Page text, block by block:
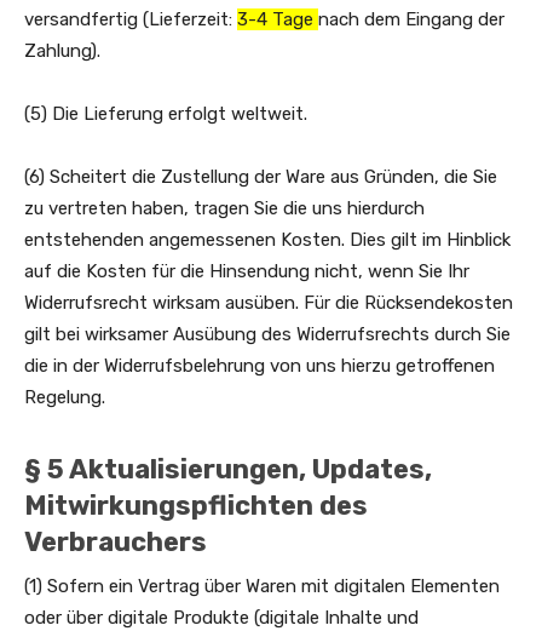
versandfertig (Lieferzeit: 3-4 Tage nach dem Eingang der
Zahlung).
(5) Die Lieferung erfolgt weltweit.
(6) Scheitert die Zustellung der Ware aus Gründen, die Sie
zu vertreten haben, tragen Sie die uns hierdurch
entstehenden angemessenen Kosten. Dies gilt im Hinblick
auf die Kosten für die Hinsendung nicht, wenn Sie Ihr
Widerrufsrecht wirksam ausüben. Für die Rücksendekosten
gilt bei wirksamer Ausübung des Widerrufsrechts durch Sie
die in der Widerrufsbelehrung von uns hierzu getroffenen
Regelung.
§ 5 Aktualisierungen, Updates,
Mitwirkungspflichten des
Verbrauchers
(1) Sofern ein Vertrag über Waren mit digitalen Elementen
oder über digitale Produkte (digitale Inhalte und